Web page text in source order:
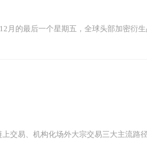
的最后一个星期五，全球头部加密衍生
交易、机构化场外大宗交易三大主流路